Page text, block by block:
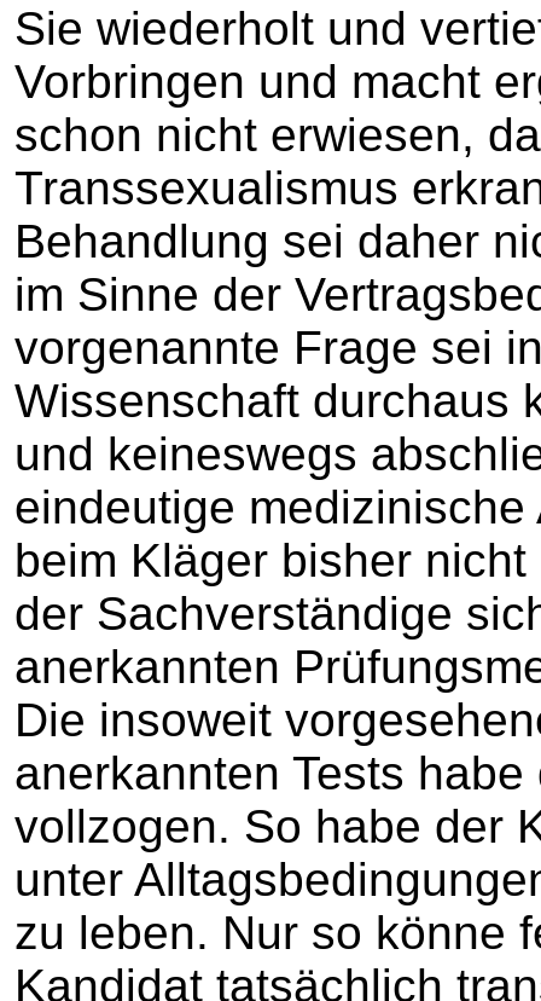
Sie wiederholt und
Vorbringen und macht
schon nicht erwiesen,
Transsexualismus
Behandlung sei daher
im Sinne der
vorgenannte Frage sei
Wissenschaft durchaus
und keineswegs
eindeutige
beim Kläger bisher
der Sachverständige
anerkannten
Die insoweit
anerkannten Tests
vollzogen. So habe der
unter
zu leben. Nur so könne
Kandidat tatsächlich